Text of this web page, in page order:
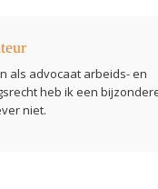
als advocaat arbeids- en
heb ik een
niet.